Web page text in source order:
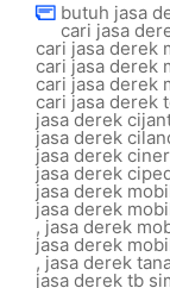
butuh jasa
cari jasa
cari jasa derek
cari jasa derek
cari jasa derek
cari jasa derek
jasa derek
jasa derek
jasa derek
jasa derek
jasa derek
jasa derek
, jasa derek
jasa derek
, jasa derek
jasa derek tb